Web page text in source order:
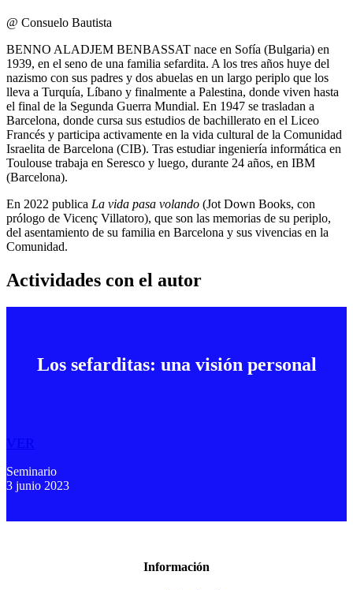
@ Consuelo Bautista
BENNO ALADJEM BENBASSAT nace en Sofía (Bulgaria) en
1939, en el seno de una familia sefardita. A los tres años huye del
nazismo con sus padres y dos abuelas en un largo periplo que los
lleva a Turquía, Líbano y finalmente a Palestina, donde viven hasta
el final de la Segunda Guerra Mundial. En 1947 se trasladan a
Barcelona, donde cursa sus estudios de bachillerato en el Liceo
Francés y participa activamente en la vida cultural de la Comunidad
Israelita de Barcelona (CIB). Tras estudiar ingeniería informática en
Toulouse trabaja en Seresco y luego, durante 24 años, en IBM
(Barcelona).
En 2022 publica La vida pasa volando (Jot Down Books, con
prólogo de Vicenç Villatoro), que son las memorias de su periplo,
del asentamiento de su familia en Barcelona y sus vivencias en la
Comunidad.
Actividades con el autor
Los sefarditas: una visión personal
Seminario
3 junio 2023
Información